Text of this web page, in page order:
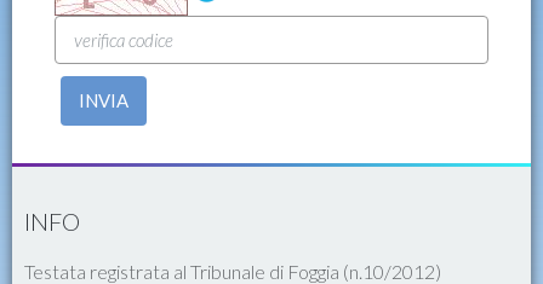
INVIA
INFO
Testata registrata al Tribunale di Foggia (n.10/2012)